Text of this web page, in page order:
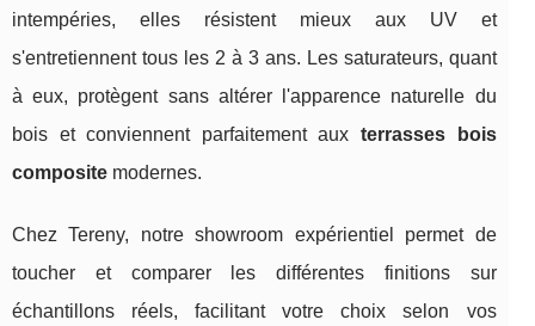
intempéries, elles résistent mieux aux UV et
s'entretiennent tous les 2 à 3 ans. Les saturateurs, quant
à eux, protègent sans altérer l'apparence naturelle du
bois et conviennent parfaitement aux terrasses bois
composite modernes.
Chez Tereny, notre showroom expérientiel permet de
toucher et comparer les différentes finitions sur
échantillons réels, facilitant votre choix selon vos